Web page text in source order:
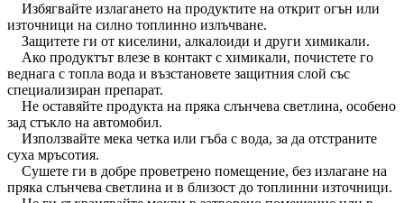
Избягвайте излагането на продуктите на открит огън или
източници на силно топлинно излъчване.
Защитете ги от киселини, алкалоиди и други химикали.
Ако продуктът влезе в контакт с химикали, почистете го
веднага с топла вода и възстановете защитния слой със
специализиран препарат.
Не оставяйте продукта на пряка слънчева светлина, особено
зад стъкло на автомобил.
Използвайте мека четка или гъба с вода, за да отстраните
суха мръсотия.
Сушете ги в добре проветрено помещение, без излагане на
пряка слънчева светлина и в близост до топлинни източници.